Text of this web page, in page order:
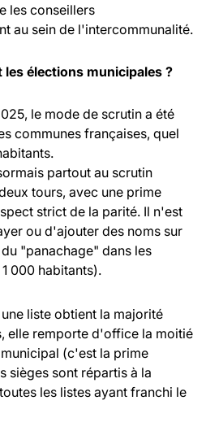
les conseillers
au sein de l'intercommunalité.
élections municipales ?
le mode de scrutin a été
communes françaises, quel
partout au scrutin
tours, avec une prime
strict de la parité. Il n'est
ou d'ajouter des noms sur
"panachage" dans les
000 habitants).
une liste obtient la majorité
elle remporte d'office la moitié
(c'est la prime
sièges sont répartis à la
les listes ayant franchi le